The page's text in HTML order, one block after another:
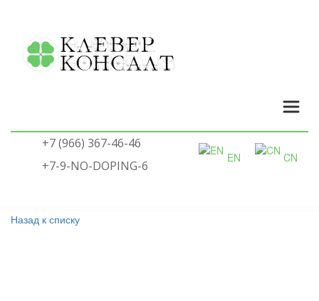
+7 (966) 367-46-46
+7-9-NO-DOPING-6
EN CN
Назад к списку